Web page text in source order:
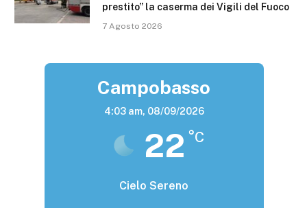
prestito” la caserma dei Vigili del Fuoco
7 Agosto 2026
Campobasso
4:03 am, 08/09/2026
22 °C
Cielo Sereno